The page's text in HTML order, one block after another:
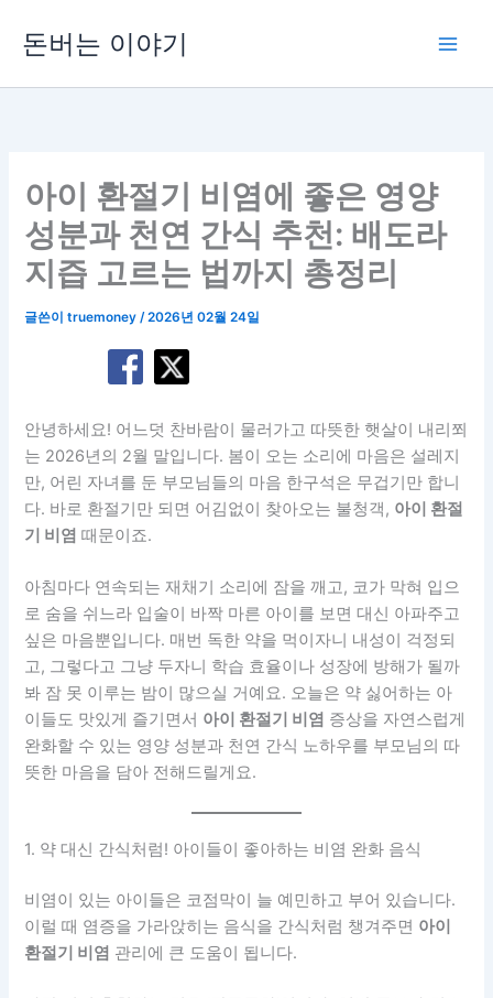
로
돈버는 이야기
아이 환절기 비염에 좋은 영양
성분과 천연 간식 추천: 배도라
지즙 고르는 법까지 총정리
글쓴이truemoney/2026년 02월 24일
안녕하세요! 어느덧 찬바람이 물러가고 따뜻한 햇살이 내리쬐
는 2026년의 2월 말입니다. 봄이 오는 소리에 마음은 설레지
만, 어린 자녀를 둔 부모님들의 마음 한구석은 무겁기만 합니
다. 바로 환절기만 되면 어김없이 찾아오는 불청객, 아이 환절
기 비염 때문이죠.
아침마다 연속되는 재채기 소리에 잠을 깨고, 코가 막혀 입으
로 숨을 쉬느라 입술이 바짝 마른 아이를 보면 대신 아파주고
싶은 마음뿐입니다. 매번 독한 약을 먹이자니 내성이 걱정되
고, 그렇다고 그냥 두자니 학습 효율이나 성장에 방해가 될까
봐 잠 못 이루는 밤이 많으실 거예요. 오늘은 약 싫어하는 아
이들도 맛있게 즐기면서 아이 환절기 비염 증상을 자연스럽게
완화할 수 있는 영양 성분과 천연 간식 노하우를 부모님의 따
뜻한 마음을 담아 전해드릴게요.
1. 약 대신 간식처럼! 아이들이 좋아하는 비염 완화 음식
비염이 있는 아이들은 코점막이 늘 예민하고 부어 있습니다.
이럴 때 염증을 가라앉히는 음식을 간식처럼 챙겨주면 아이
환절기 비염 관리에 큰 도움이 됩니다.